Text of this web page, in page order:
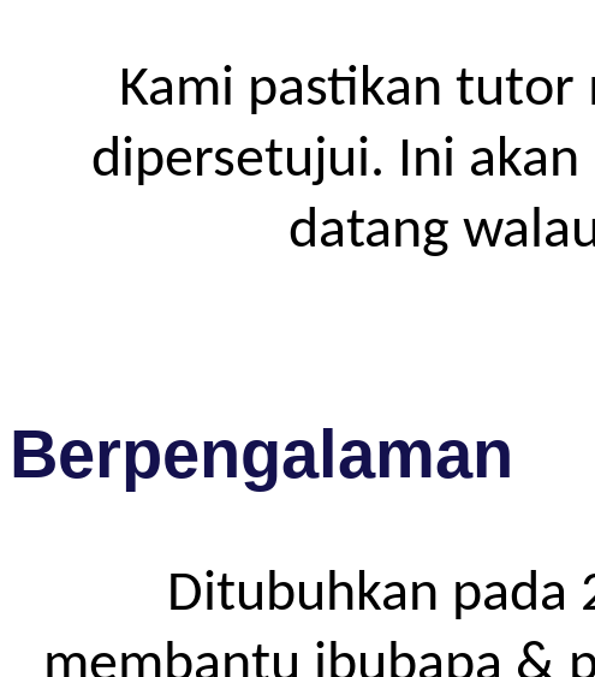
Kami pastikan tutor
dipersetujui. Ini
datang
Berpengalaman
Ditubuhkan pada